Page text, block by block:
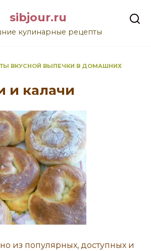
sibjour.ru
кулинарные рецепты
ВКУСНОЙ ВЫПЕЧКИ В ДОМАШНИХ
и калачи
из популярных, доступных и